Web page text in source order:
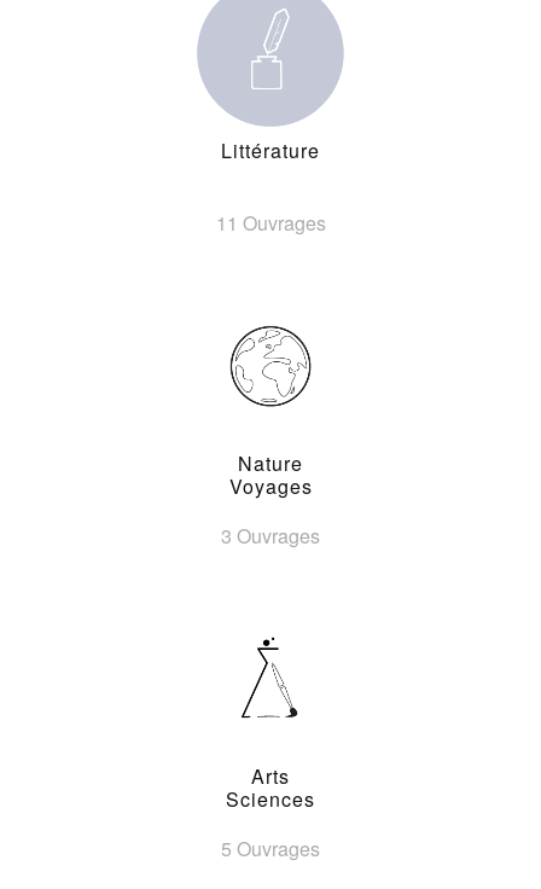
Littérature
11 Ouvrages
Nature
Voyages
3 Ouvrages
Arts
Sciences
5 Ouvrages